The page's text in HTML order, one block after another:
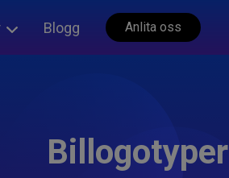
Blogg Anlita oss
Billogotyper